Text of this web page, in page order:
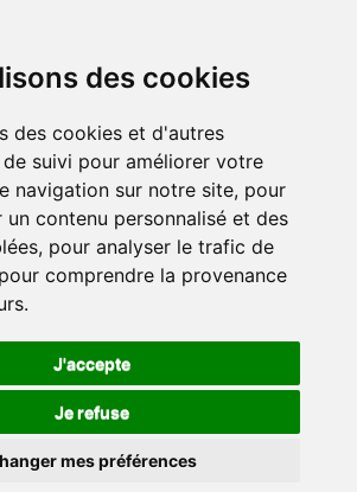
des cookies
des cookies et d'autres
suivi pour améliorer votre
navigation sur notre site, pour
contenu personnalisé et des
pour analyser le trafic de
comprendre la provenance
J'accepte
Je refuse
mes préférences